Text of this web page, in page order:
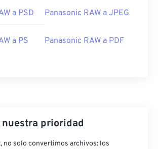
a PSD Panasonic RAW a JPEG
a PS Panasonic RAW a PDF
nuestra prioridad
no solo convertimos archivos: los